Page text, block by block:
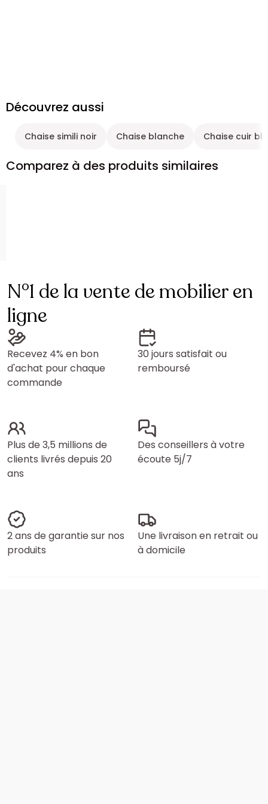
Découvrez aussi
Chaise simili noir Chaise blanche Chaise cuir
Comparez à des produits similaires
N°1 de la vente de mobilier en
ligne
Recevez 4% en bon
d'achat pour chaque
commande
30 jours satisfait ou
remboursé
Plus de 3,5 millions de
clients livrés depuis 20
ans
Des conseillers à votre
écoute 5j/7
2 ans de garantie sur nos
produits
Une livraison en retrait ou
à domicile